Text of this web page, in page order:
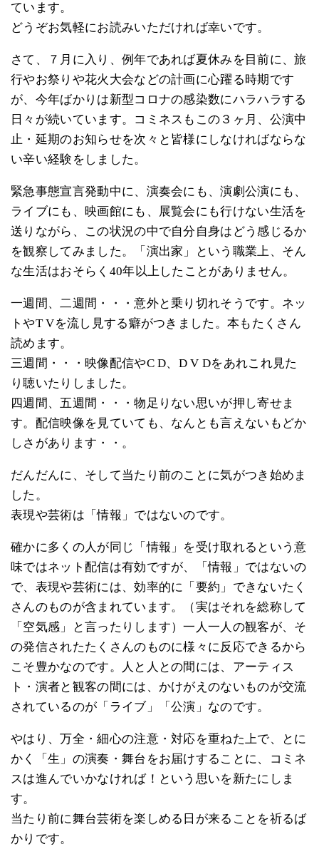
ています。
どうぞお気軽にお読みいただければ幸いです。
さて、７月に入り、例年であれば夏休みを目前に、旅
行やお祭りや花火大会などの計画に心躍る時期です
が、今年ばかりは新型コロナの感染数にハラハラする
日々が続いています。コミネスもこの３ヶ月、公演中
止・延期のお知らせを次々と皆様にしなければならな
い辛い経験をしました。
緊急事態宣言発動中に、演奏会にも、演劇公演にも、
ライブにも、映画館にも、展覧会にも行けない生活を
送りながら、この状況の中で自分自身はどう感じるか
を観察してみました。「演出家」という職業上、そん
な生活はおそらく40年以上したことがありません。
一週間、二週間・・・意外と乗り切れそうです。ネッ
トやT Vを流し見する癖がつきました。本もたくさん
読めます。
三週間・・・映像配信やC D、D V Dをあれこれ見た
り聴いたりしました。
四週間、五週間・・・物足りない思いが押し寄せま
す。配信映像を見ていても、なんとも言えないもどか
しさがあります・・。
だんだんに、そして当たり前のことに気がつき始めま
した。
表現や芸術は「情報」ではないのです。
確かに多くの人が同じ「情報」を受け取れるという意
味ではネット配信は有効ですが、「情報」ではないの
で、表現や芸術には、効率的に「要約」できないたく
さんのものが含まれています。（実はそれを総称して
「空気感」と言ったりします）一人一人の観客が、そ
の発信されたたくさんのものに様々に反応できるから
こそ豊かなのです。人と人との間には、アーティス
ト・演者と観客の間には、かけがえのないものが交流
されているのが「ライブ」「公演」なのです。
やはり、万全・細心の注意・対応を重ねた上で、とに
かく「生」の演奏・舞台をお届けすることに、コミネ
スは進んでいかなければ！という思いを新たにしま
す。
当たり前に舞台芸術を楽しめる日が来ることを祈るば
かりです。